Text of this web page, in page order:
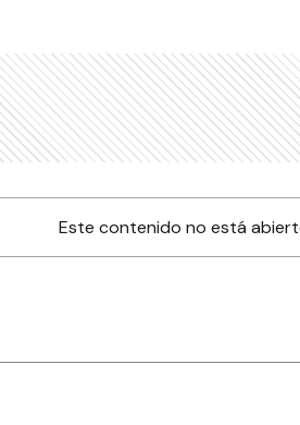
Este contenido no está